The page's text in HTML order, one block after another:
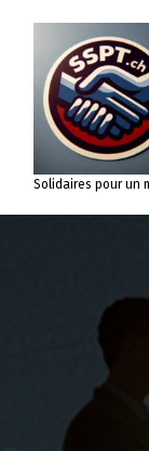
contenu
Solidaires pour un